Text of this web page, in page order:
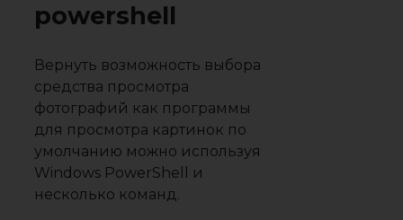
powershell
Вернуть возможность выбора
средства просмотра
фотографий как программы
для просмотра картинок по
умолчанию можно используя
Windows PowerShell и
несколько команд.